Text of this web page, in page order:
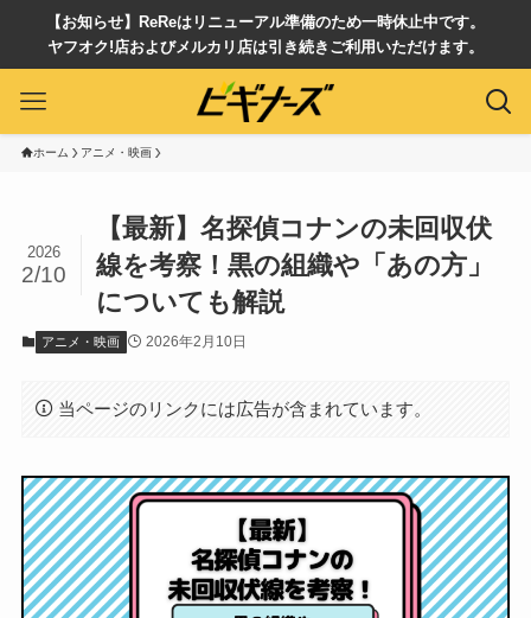
【お知らせ】ReReはリニューアル準備のため一時休止中です。
ヤフオク!店およびメルカリ店は引き続きご利用いただけます。
ホーム アニメ・映画
【最新】名探偵コナンの未回収伏
線を考察！黒の組織や「あの方」
についても解説
2026
2/10
アニメ・映画 2026年2月10日
当ページのリンクには広告が含まれています。